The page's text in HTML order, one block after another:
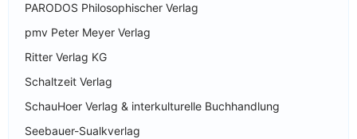
PARODOS Philosophischer Verlag
pmv Peter Meyer Verlag
Ritter Verlag KG
Schaltzeit Verlag
SchauHoer Verlag & interkulturelle Buchhandlung
Seebauer-Sualkverlag